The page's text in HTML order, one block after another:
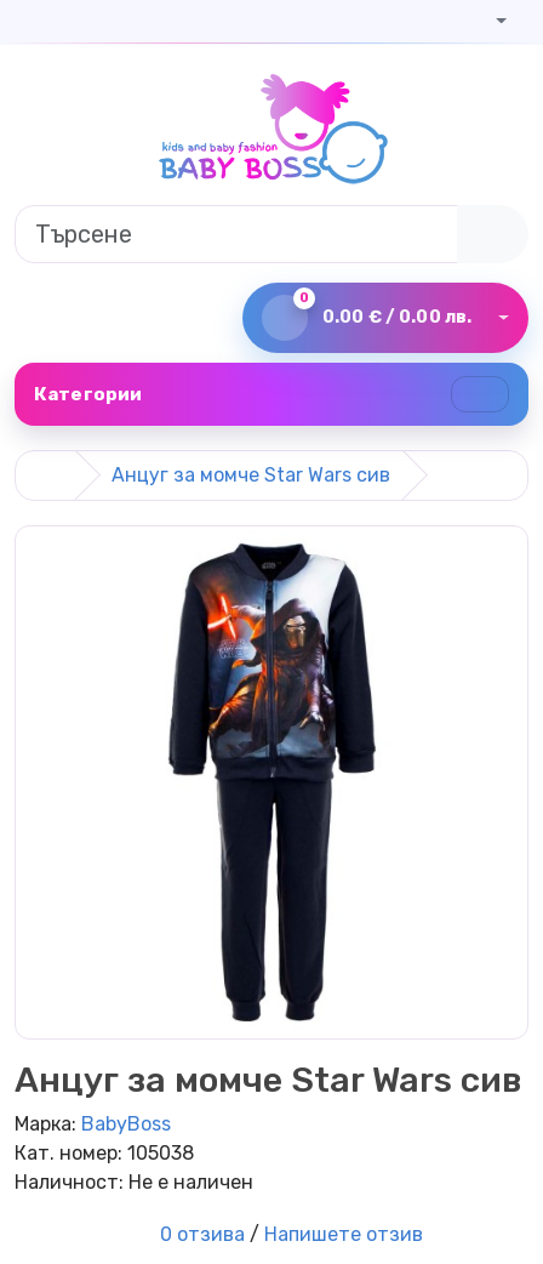
0
0.00 € / 0.00 лв.
Категории
Анцуг за момче Star Wars сив
Анцуг за момче Star Wars сив
Марка: BabyBoss
Кат. номер: 105038
Наличност: Не е наличен
0 отзива / Напишете отзив